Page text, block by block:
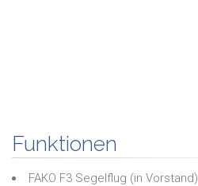
Funktionen
FAKO F3 Segelflug (in Vorstand)